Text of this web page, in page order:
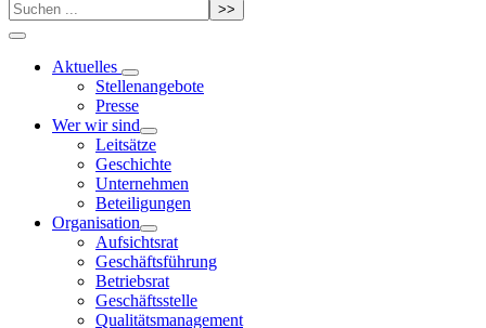
>>
Aktuelles
Stellenangebote
Presse
Wer wir sind
Leitsätze
Geschichte
Unternehmen
Beteiligungen
Organisation
Aufsichtsrat
Geschäftsführung
Betriebsrat
Geschäftsstelle
Qualitätsmanagement